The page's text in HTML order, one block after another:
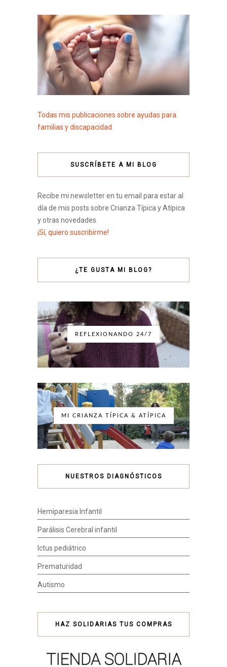
Todas mis publicaciones sobre ayudas para
familias y discapacidad
SUSCRÍBETE A MI BLOG
Recibe mi newsletter en tu email para estar al
día de mis posts sobre Crianza Típica y Atípica
y otras novedades.
¡Sí, quiero suscribirme!
¿TE GUSTA MI BLOG?
REFLEXIONANDO 24/7
MI CRIANZA TÍPICA & ATÍPICA
NUESTROS DIAGNÓSTICOS
Hemiparesia Infantil
Parálisis Cerebral infantil
Ictus pediátrico
Prematuridad
Autismo
HAZ SOLIDARIAS TUS COMPRAS